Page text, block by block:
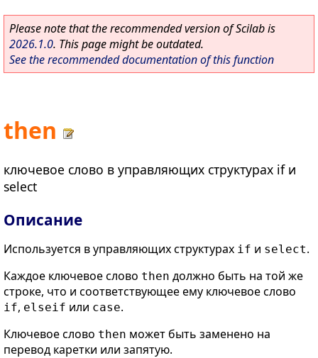
Please note that the recommended version of Scilab is
2026.1.0. This page might be outdated.
See the recommended documentation of this function
then
ключевое слово в управляющих структурах if и
select
Описание
Используется в управляющих структурах if и select.
Каждое ключевое слово then должно быть на той же
строке, что и соответствующее ему ключевое слово
if, elseif или case.
Ключевое слово then может быть заменено на
перевод каретки или запятую.